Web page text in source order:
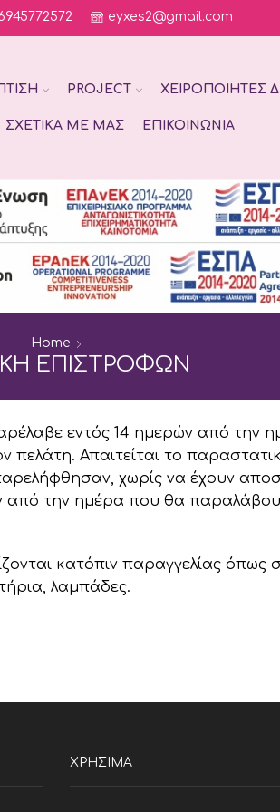
eyxes2@gmail.com
PROJECT ΧΕΙΡΟΠΟΊΗΤΕΣ
ΣΧΕΤΙΚΆ ΜΕ ΜΑΣ ΕΠΙΚΟΙΝΩΝΊΑ
Home
ΕΠΙΣΤΡΟΦΏΝ
εντός 14 ημερών από την
Απαιτείται το
χωρίς να έχουν
από την ημέρα που θα
κατόπιν παραγγελίας όπως
λαμπάδες.
ΧΡΗΣΙΜΑ